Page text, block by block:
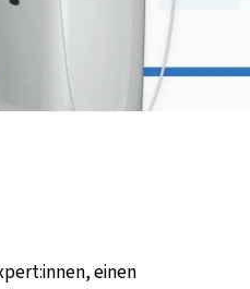
einen